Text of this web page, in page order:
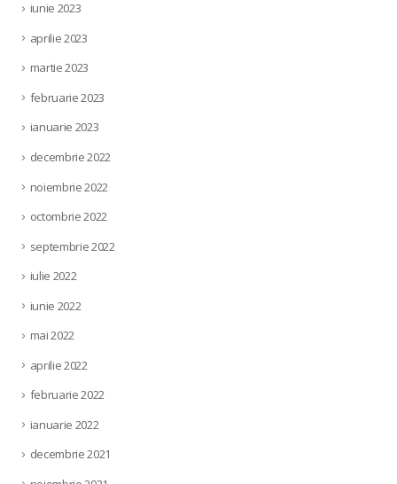
iunie 2023
aprilie 2023
martie 2023
februarie 2023
ianuarie 2023
decembrie 2022
noiembrie 2022
octombrie 2022
septembrie 2022
iulie 2022
iunie 2022
mai 2022
aprilie 2022
februarie 2022
ianuarie 2022
decembrie 2021